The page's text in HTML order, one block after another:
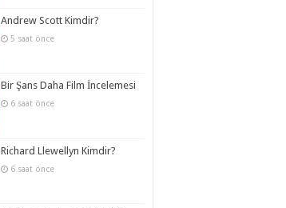
Andrew Scott Kimdir?
5 saat önce
Bir Şans Daha Film İncelemesi
6 saat önce
Richard Llewellyn Kimdir?
6 saat önce